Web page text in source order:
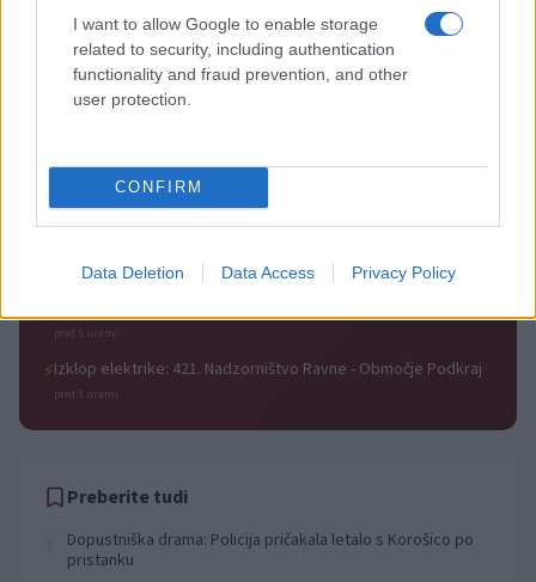
I want to allow Google to enable storage
related to security, including authentication
functionality and fraud prevention, and other
user protection.
CONFIRM
Data Deletion Data Access Privacy Policy
Obvestila
Izklop elektrike: 426. Nadzorništvo Vuzenica - Območje Sv.
Anton na Pohorju
pred 3 urami
Vuhred
pred 3 urami
⚡Izklop elektrike: 424. Nadzorništvo Vuzenica - Območje Orlice
Izklop elektrike: 429. Nadzorništvo Ravne - Območje Prevalje
pred 3 urami
⚡Izklop elektrike: 421. Nadzorništvo Ravne - Območje Podkraj
pred 3 urami
Preberite tudi
Dopustniška drama: Policija pričakala letalo s Korošico po
pristanku